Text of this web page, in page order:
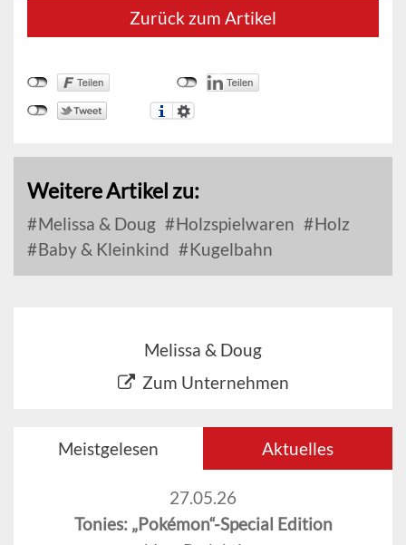
Zurück zum Artikel
Weitere Artikel zu:
Melissa & Doug Holzspielwaren
Holz
Baby & Kleinkind
Kugelbahn
Melissa & Doug
Zum Unternehmen
Meistgelesen Aktuelles
27.05.26
Tonies: „Pokémon“-Special Edition